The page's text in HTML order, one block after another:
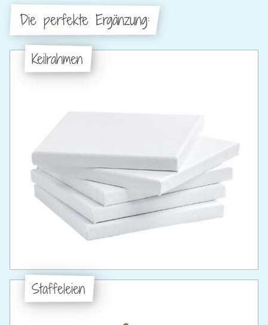
Die perfekte Ergänzung:
Keilrahmen
Staffeleien